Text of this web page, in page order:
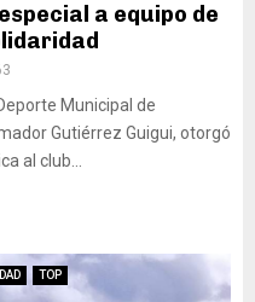
a equipo de
Municipal de
Gutiérrez Guigui, otorgó
al club...
TOP